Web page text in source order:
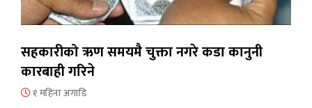
सहकारीको ऋण समयमै चुक्ता नगरे कडा कानुनी
कारबाही गरिने
१ महिना अगाडि